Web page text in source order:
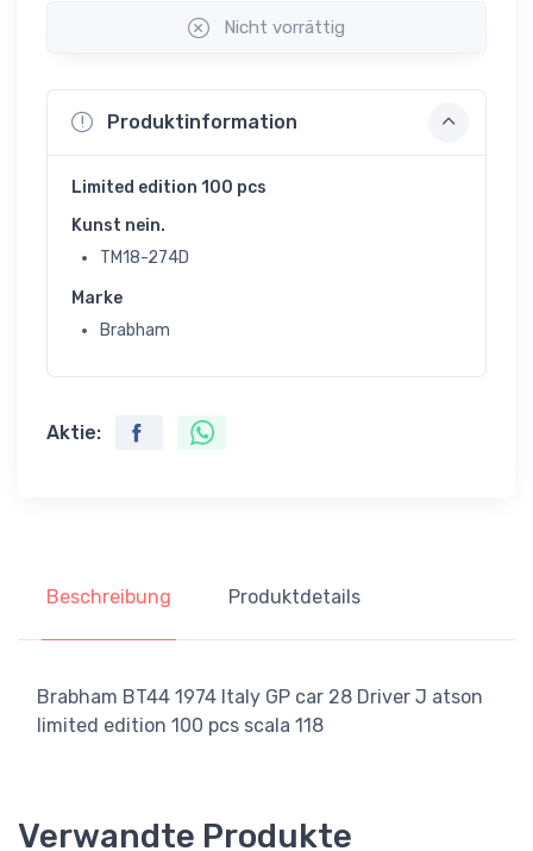
Nicht vorrättig
Produktinformation
Limited edition 100 pcs
Kunst nein.
TM18-274D
Marke
Brabham
Aktie:
Beschreibung Produktdetails
Brabham BT44 1974 Italy GP car 28 Driver J atson
limited edition 100 pcs scala 118
Verwandte Produkte